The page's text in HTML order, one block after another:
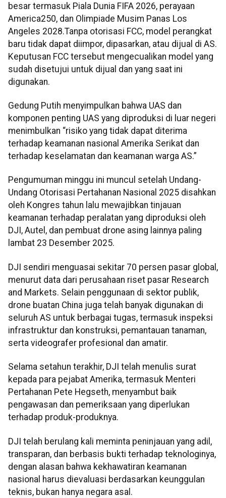
besar termasuk Piala Dunia FIFA 2026, perayaan
America250, dan Olimpiade Musim Panas Los
Angeles 2028.Tanpa otorisasi FCC, model perangkat
baru tidak dapat diimpor, dipasarkan, atau dijual di AS.
Keputusan FCC tersebut mengecualikan model yang
sudah disetujui untuk dijual dan yang saat ini
digunakan.
Gedung Putih menyimpulkan bahwa UAS dan
komponen penting UAS yang diproduksi di luar negeri
menimbulkan “risiko yang tidak dapat diterima
terhadap keamanan nasional Amerika Serikat dan
terhadap keselamatan dan keamanan warga AS.”
Pengumuman minggu ini muncul setelah Undang-
Undang Otorisasi Pertahanan Nasional 2025 disahkan
oleh Kongres tahun lalu mewajibkan tinjauan
keamanan terhadap peralatan yang diproduksi oleh
DJI, Autel, dan pembuat drone asing lainnya paling
lambat 23 Desember 2025.
DJI sendiri menguasai sekitar 70 persen pasar global,
menurut data dari perusahaan riset pasar Research
and Markets. Selain penggunaan di sektor publik,
drone buatan China juga telah banyak digunakan di
seluruh AS untuk berbagai tugas, termasuk inspeksi
infrastruktur dan konstruksi, pemantauan tanaman,
serta videografer profesional dan amatir.
Selama setahun terakhir, DJI telah menulis surat
kepada para pejabat Amerika, termasuk Menteri
Pertahanan Pete Hegseth, menyambut baik
pengawasan dan pemeriksaan yang diperlukan
terhadap produk-produknya.
DJI telah berulang kali meminta peninjauan yang adil,
transparan, dan berbasis bukti terhadap teknologinya,
dengan alasan bahwa kekhawatiran keamanan
nasional harus dievaluasi berdasarkan keunggulan
teknis, bukan hanya negara asal.